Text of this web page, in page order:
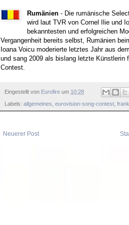
Rumänien - Die rumänische
wird laut TVR von Cornel Ilie und
bekanntesten und erfolgreichen
Vergangenheit bereits selbst, Rumänien
Ioana Voicu moderierte letztes Jahr aus
und sang 2009 als bislang letzte Künstlerin
Contest.
Eingestellt von Eurofire um 10:28
Labels: allgemeines eurovision-song-contest
Neuerer Post